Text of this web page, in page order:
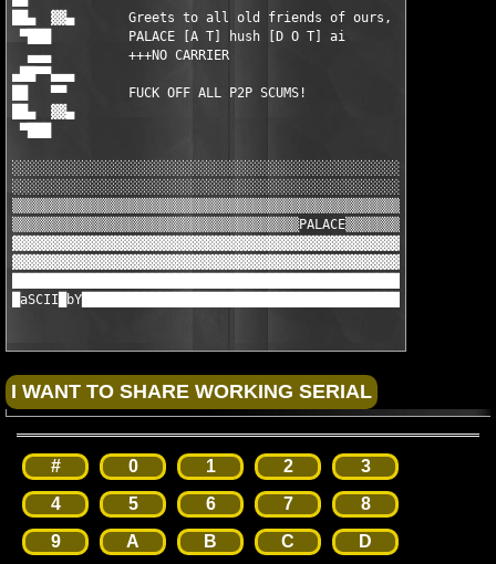
# 0 1 2
3
4
5 6 7
8
9
A B C D